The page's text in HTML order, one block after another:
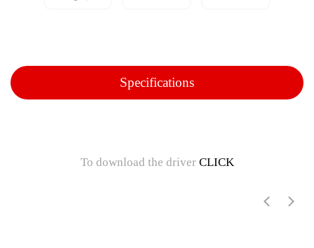
Specifications
To download the driver CLICK